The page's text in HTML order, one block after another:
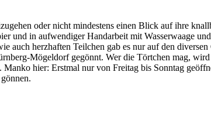
oder nicht mindestens einen Blick auf ihre
und in aufwendiger Handarbeit mit Wasserwaage
auch herzhaften Teilchen gab es nur auf den diversen
Mögeldorf gegönnt. Wer die Törtchen mag, wird
hier: Erstmal nur von Freitag bis Sonntag